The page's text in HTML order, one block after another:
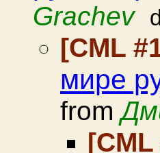
Grachev
[CML
мире
from